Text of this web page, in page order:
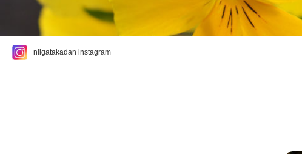
niigatakadan instagram